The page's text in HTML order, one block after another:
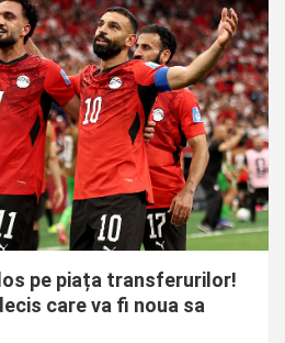
pe piața transferurilor!
care va fi noua sa